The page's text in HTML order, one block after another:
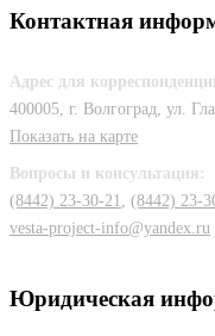
Контактная
Адрес для
400005, г. Волгоград, ул.
Показать на карте
Вопросы и консультация:
(8442) 23-30-21, (8442) 23-
vesta-project-info@yandex.ru
Юридическая